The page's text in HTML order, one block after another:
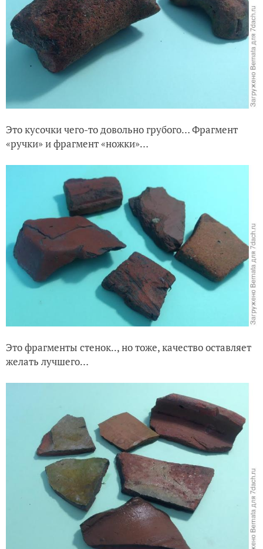
Это кусочки чего-то довольно грубого… Фрагмент
«ручки» и фрагмент «ножки»…
Это фрагменты стенок.., но тоже, качество оставляет
желать лучшего…